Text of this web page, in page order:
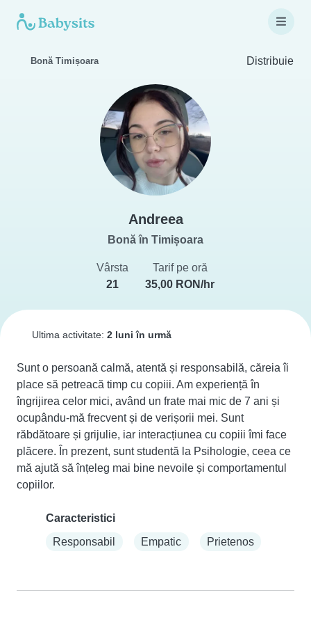
Bonă Timișoara Distribuie
Andreea
Bonă în Timișoara
Vârsta
21
Tarif pe oră
35,00 RON/hr
Ultima activitate: 2 luni în urmă
Sunt o persoană calmă, atentă și responsabilă, căreia îi
place să petreacă timp cu copiii. Am experiență în
îngrijirea celor mici, având un frate mai mic de 7 ani și
ocupându-mă frecvent și de verișorii mei. Sunt
răbdătoare și grijulie, iar interacțiunea cu copiii îmi face
plăcere. În prezent, sunt studentă la Psihologie, ceea ce
mă ajută să înțeleg mai bine nevoile și comportamentul
copiilor.
Caracteristici
Responsabil
Empatic Prietenos